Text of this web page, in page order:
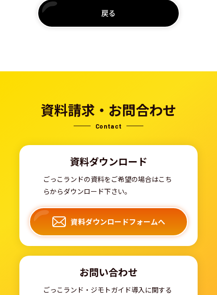
戻る
資料請求・お問合わせ
Contact
資料ダウンロード
ごっこランドの資料をご希望の場合はこち
らからダウンロード下さい。
資料ダウンロードフォームへ
お問い合わせ
ごっこランド・ジモトガイド導入に関する